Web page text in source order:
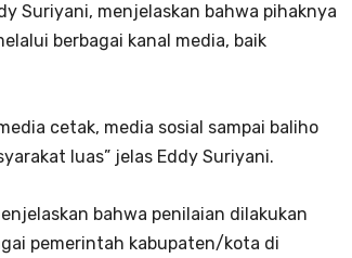
Suriyani, menjelaskan bahwa pihaknya
berbagai kanal media, baik
cetak, media sosial sampai baliho
luas” jelas Eddy Suriyani.
bahwa penilaian dilakukan
pemerintah kabupaten/kota di